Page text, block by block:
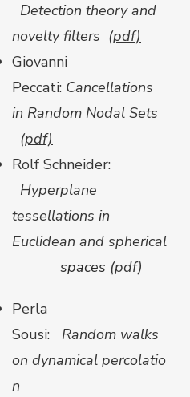
Detection theory and
novelty filters (pdf)
Giovanni
Peccati: Cancellations
in Random Nodal Sets
(pdf)
Rolf Schneider:
Hyperplane
tessellations in
Euclidean and spherical
spaces (pdf)
Perla
Sousi:
Random walks
on dynamical percolatio
n